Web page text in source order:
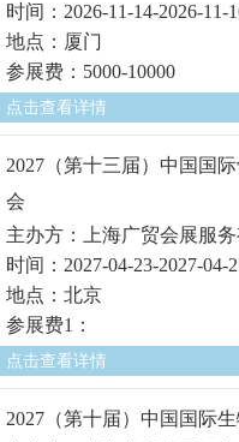
时间：2026-11-14-2026-11-
地点：厦门
参展费：5000-10000
点击查看详情
2027（第十三届）中国国
会
主办方：上海广贸会展服务
时间：2027-04-23-2027-04-
地点：北京
参展费1：
点击查看详情
2027（第十届）中国国际